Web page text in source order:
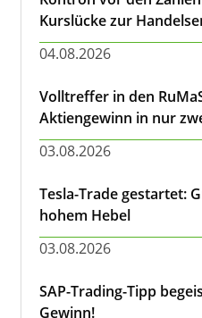
Kurslücke zur
04.08.2026
Volltreffer in den
Aktiengewinn in nur
03.08.2026
Tesla-Trade gestartet:
hohem Hebel
03.08.2026
SAP-Trading-Tipp
Gewinn!